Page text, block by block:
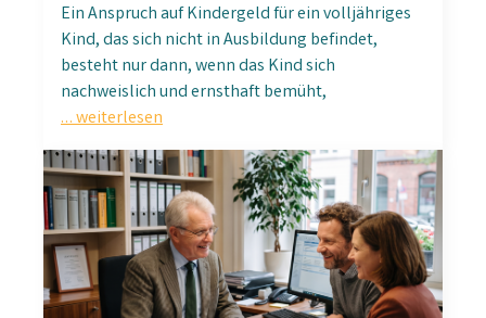
Ein Anspruch auf Kindergeld für ein volljähriges
Kind, das sich nicht in Ausbildung befindet,
besteht nur dann, wenn das Kind sich
nachweislich und ernsthaft bemüht,
… weiterlesen